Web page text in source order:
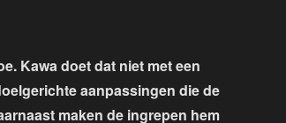
Kawa doet dat niet met een
aanpassingen die de
maken de ingrepen hem